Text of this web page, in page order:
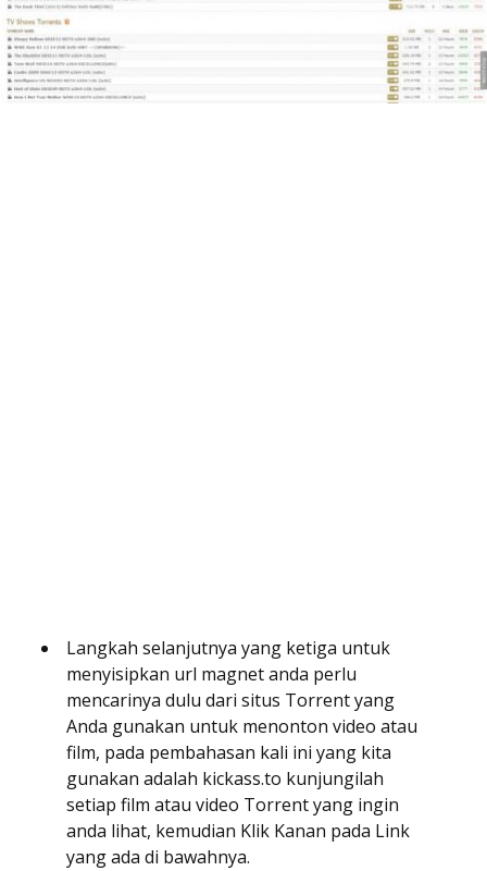
Langkah selanjutnya yang ketiga untuk
menyisipkan url magnet anda perlu
mencarinya dulu dari situs Torrent yang
Anda gunakan untuk menonton video atau
film, pada pembahasan kali ini yang kita
gunakan adalah kickass.to kunjungilah
setiap film atau video Torrent yang ingin
anda lihat, kemudian Klik Kanan pada Link
yang ada di bawahnya.